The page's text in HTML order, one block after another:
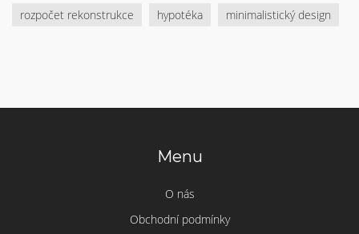
rozpočet rekonstrukce
hypotéka minimalistický design
Menu
O nás
Obchodní podmínky